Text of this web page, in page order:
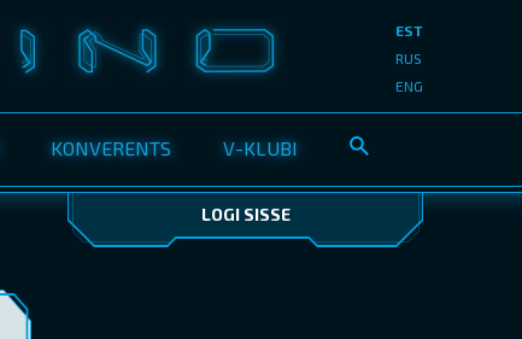
KONVERENTS V-KLUBI
EST
RUS
ENG
LOGI SISSE